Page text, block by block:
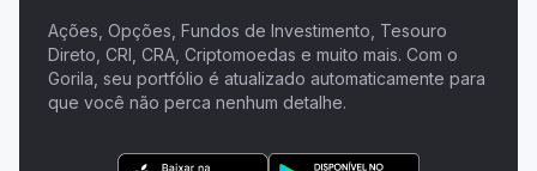
Ações, Opções, Fundos de Investimento, Tesouro
Direto, CRI, CRA, Criptomoedas e muito mais. Com o
Gorila, seu portfólio é atualizado automaticamente para
que você não perca nenhum detalhe.